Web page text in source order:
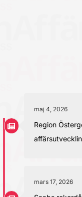
maj 4, 2026
Region
mars 17, 2026